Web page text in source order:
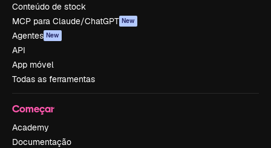
Conteúdo de stock
MCP para Claude/ChatGPT New
Agentes New
API
App móvel
Todas as ferramentas
Começar
Academy
Documentação